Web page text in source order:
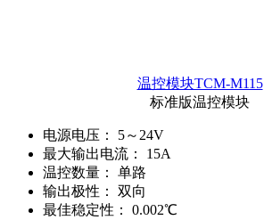
温控模块TCM-M115
标准版温控模块
电源电压：
5～24V
最大输出电流：
15A
温控数量：
单路
输出极性：
双向
最佳稳定性：
0.002℃